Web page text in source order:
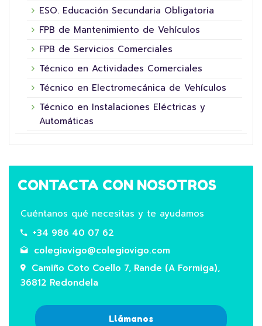
ESO. Educación Secundaria Obligatoria
FPB de Mantenimiento de Vehículos
FPB de Servicios Comerciales
Técnico en Actividades Comerciales
Técnico en Electromecánica de Vehículos
Técnico en Instalaciones Eléctricas y
Automáticas
CONTACTA CON NOSOTROS
Cuéntanos qué necesitas y te ayudamos
+34 986 40 07 62
colegiovigo@colegiovigo.com
Camiño Coto Coello 7, Rande (A Formiga),
36812 Redondela
Llámanos